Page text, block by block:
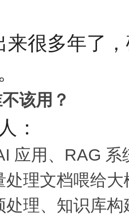
来很多年了
该用？
：
应用、RAG 系
处理文档喂给大
处理、知识库构